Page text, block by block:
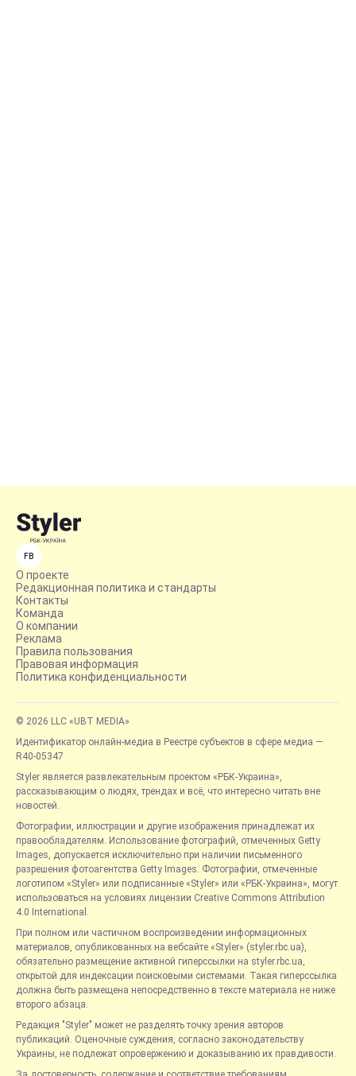
FB
О проекте
Редакционная политика и стандарты
Контакты
Команда
О компании
Реклама
Правила пользования
Правовая информация
Политика конфиденциальности
© 2026 LLC «UBT MEDIA»
Идентификатор онлайн-медиа в Реестре субъектов в сфере медиа —
R40-05347
Styler является развлекательным проектом «РБК-Украина»,
рассказывающим о людях, трендах и всё, что интересно читать вне
новостей.
Фотографии, иллюстрации и другие изображения принадлежат их
правообладателям. Использование фотографий, отмеченных Getty
Images, допускается исключительно при наличии письменного
разрешения фотоагентства Getty Images. Фотографии, отмеченные
логотипом «Styler» или подписанные «Styler» или «РБК-Украина», могут
использоваться на условиях лицензии Creative Commons Attribution
4.0 International.
При полном или частичном воспроизведении информационных
материалов, опубликованных на вебсайте «Styler» (styler.rbc.ua),
обязательно размещение активной гиперссылки на styler.rbc.ua,
открытой для индексации поисковыми системами. Такая гиперссылка
должна быть размещена непосредственно в тексте материала не ниже
второго абзаца.
Редакция "Styler" может не разделять точку зрения авторов
публикаций. Оценочные суждения, согласно законодательству
Украины, не подлежат опровержению и доказыванию их правдивости.